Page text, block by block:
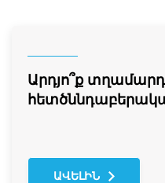
Արդյո՞ք
ԱՎԵԼԻՆ